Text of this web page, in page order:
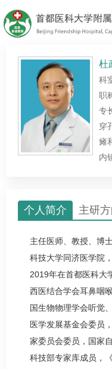
杜
科
职
专
穿
瘫
内
个人简介 主研方
主任医师、教授、博
科技大学同济医学院
2019年在首都医科大
西医结合学会耳鼻咽
国生物物理学会听觉
医学发展基金会委员
家委员会委员，国家
科技部专家库成员，